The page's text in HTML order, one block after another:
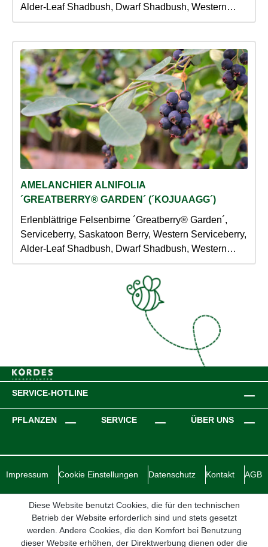
Alder-Leaf Shadbush, Dwarf Shadbush, Western
Juneberry
AMELANCHIER ALNIFOLIA
´GREATBERRY® GARDEN´ (´KOJUAAGG´)
Erlenblättrige Felsenbirne ´Greatberry® Garden´,
Serviceberry, Saskatoon Berry, Western Serviceberry,
Alder-Leaf Shadbush, Dwarf Shadbush, Western
Juneberry
SERVICE-HOTLINE
PFLANZEN SERVICE ÜBER UNS
Impressum Cookie Einstellungen Datenschutz Kontakt AGB
Diese Website benutzt Cookies, die für den technischen
Betrieb der Website erforderlich sind und stets gesetzt
werden. Andere Cookies, die den Komfort bei Benutzung
dieser Website erhöhen, der Direktwerbung dienen oder die